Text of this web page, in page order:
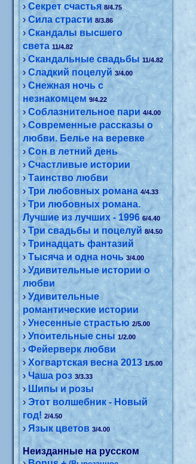
›Секрет счастья 8/4.75
›Сила страсти 8/3.86
›Скандалы высшего
света 11/4.82
›Скандальные свадьбы 11/4.82
›Сладкий поцелуй 3/4.00
›Снежная ночь с
незнакомцем 9/4.22
›Соблазнительное пари 4/4.00
›Современные рассказы о
любви. Белье на веревке
›Сон в летний день
›Счастливые истории
›Таинство любви
›Три любовных романа 4/4.33
›Три любовных романа.
Лучшие из лучших - 1996 6/4.40
›Три свадьбы и поцелуй 8/4.50
›Тринадцать фантазий
›Тысяча и одна ночь 3/4.00
›Удивительные истории о
любви
›Удивительные
романтические истории
›Унесенные страстью 2/5.00
›Упоительные сны 1/2.00
›Фейерверк любви
›Хогвартская весна 2013 1/5.00
›Чаша роз 3/3.33
› Шипы и розы
›Этот волшебник - Новый
год! 2/4.50
›Язык цветов 3/4.00
Неизданные на русском